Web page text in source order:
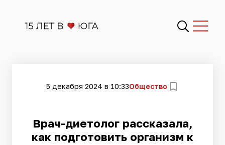
5 декабря 2024 в 10:33Общество
Врач-диетолог рассказала,
как подготовить организм к